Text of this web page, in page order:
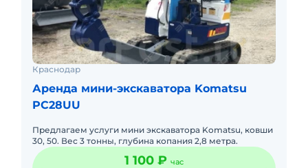
Краснодар
Аренда мини-экскаватора Komatsu
PC28UU
Предлагаем услуги мини экскаватора Komatsu, ковши
30, 50. Вес 3 тонны, глубина копания 2,8 метра.
1 100 ₽ час